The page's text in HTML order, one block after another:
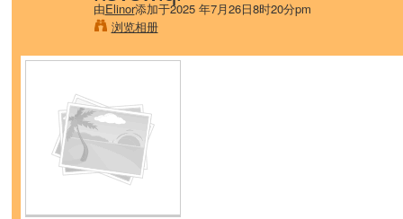
由Elinor添加于2025 年7月26日8时20分pm
浏览相册